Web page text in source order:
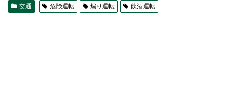
交通 危険運転 煽り運転 飲酒運転